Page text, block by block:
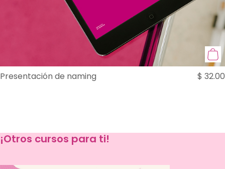
Presentación de naming $ 32.00
¡Otros cursos para ti!